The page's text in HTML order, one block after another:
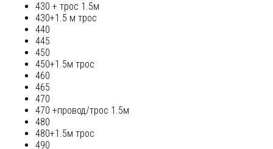
430 + трос 1.5м
430+1.5 м трос
440
445
450
450+1.5м трос
460
465
470
470 +провод/трос 1.5м
480
480+1.5м трос
490